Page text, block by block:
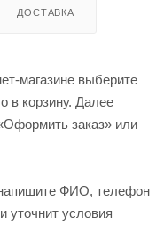
ДОСТАВКА
магазине выберите
в корзину. Далее
заказ» или
ФИО, телефон
уточнит условия